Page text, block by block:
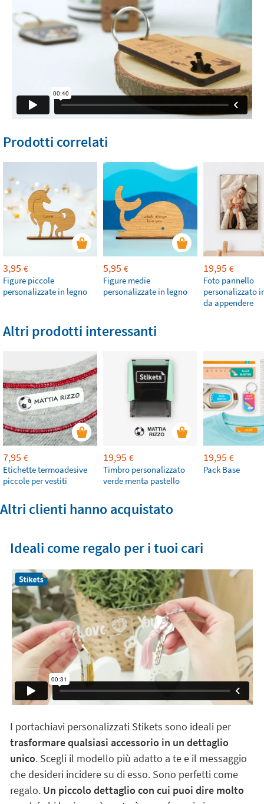
Prodotti correlati
3,95 €
Figure piccole
personalizzate in legno
5,95 €
Figure medie
personalizzate in legno
19,95 €
Foto pannello
personalizzato
da appendere
Altri prodotti interessanti
7,95 €
Etichette termoadesive
piccole per vestiti
19,95 €
Timbro personalizzato
verde menta pastello
19,95 €
Pack Base
Altri clienti hanno acquistato
Ideali come regalo per i tuoi cari
I portachiavi personalizzati Stikets sono ideali per
trasformare qualsiasi accessorio in un dettaglio
unico. Scegli il modello più adatto a te e il messaggio
che desideri incidere su di esso. Sono perfetti come
regalo.Un piccolo dettaglio con cui puoi dire molto